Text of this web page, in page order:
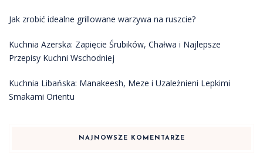
Jak zrobić idealne grillowane warzywa na ruszcie?
Kuchnia Azerska: Zapięcie Śrubików, Chałwa i Najlepsze
Przepisy Kuchni Wschodniej
Kuchnia Libańska: Manakeesh, Meze i Uzależnieni Lepkimi
Smakami Orientu
NAJNOWSZE KOMENTARZE